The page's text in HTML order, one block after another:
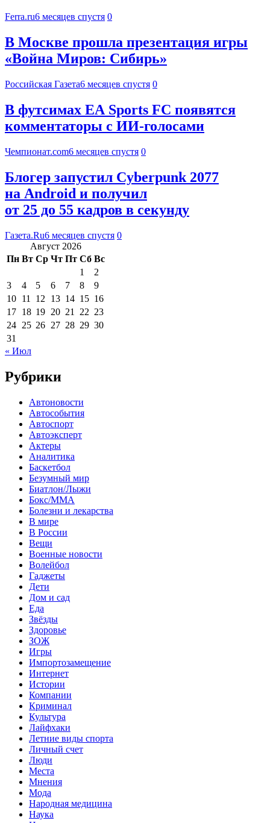
Ferra.ru6 месяцев спустя 0
В Москве прошла презентация игры
«Война Миров: Сибирь»
Российская Газета6 месяцев спустя 0
В футсимах EA Sports FC появятся
комментаторы с ИИ-голосами
Чемпионат.com6 месяцев спустя 0
Блогер запустил Cyberpunk 2077
на Android и получил
от 25 до 55 кадров в секунду
Газета.Ru6 месяцев спустя 0
Август 2026
Пн Вт Ср Чт Пт Сб Вс
1
2
3
4 5 6 7 8
9
10 11 12 13 14 15 16
17 18 19 20 21 22 23
24 25 26 27 28 29 30
31
« Июл
Рубрики
Автоновости
Автособытия
Автоспорт
Автоэксперт
Актеры
Аналитика
Баскетбол
Безумный мир
Биатлон/Лыжи
Бокс/MMA
Болезни и лекарства
В мире
В России
Вещи
Военные новости
Волейбол
Гаджеты
Дети
Дом и сад
Еда
Звёзды
Здоровье
ЗОЖ
Игры
Импортозамещение
Интернет
Истории
Компании
Криминал
Культура
Лайфхаки
Летние виды спорта
Личный счет
Люди
Места
Мнения
Мода
Народная медицина
Наука